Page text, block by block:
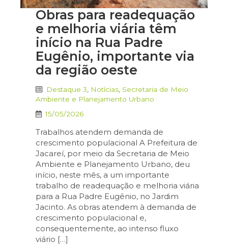
Obras para readequação
e melhoria viária têm
início na Rua Padre
Eugênio, importante via
da região oeste
Destaque 3 Notícias Secretaria de Meio
Ambiente e Planejamento Urbano
15/05/2026
Trabalhos atendem demanda de
crescimento populacional A Prefeitura de
Jacareí, por meio da Secretaria de Meio
Ambiente e Planejamento Urbano, deu
início, neste mês, a um importante
trabalho de readequação e melhoria viária
para a Rua Padre Eugênio, no Jardim
Jacinto. As obras atendem à demanda de
crescimento populacional e,
consequentemente, ao intenso fluxo
viário […]